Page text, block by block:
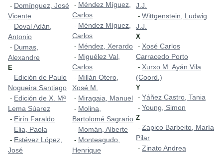
- Domínguez, José
Vicente
- Doval Adán,
Antonio
- Dumas,
Alexandre
E
- Edición de Paulo
Nogueira Santiago
- Edición de X. Mª
Lema Súarez
- Eirín Faraldo
- Elia, Paola
- Estévez López,
José
- Méndez Míguez,
Carlos
- Méndez Míguez,
Carlos
- Méndez, Xerardo
- Miguélez Val,
Carlos
- Millán Otero,
Xosé M.
- Miragaia, Manuel
- Molina,
Bartolomé Sagrario
- Momán, Alberte
- Monteagudo,
Henrique
J.J.
- Wittgenstein, Ludwig
J.J.
X
- Xosé Carlos
Carracedo Porto
- Xurxo M. Ayán Vila
(Coord.)
Y
- Yáñez Castro, Tania
- Young, Simon
Z
- Zapico Barbeito, María
Pilar
- Zinato Andrea